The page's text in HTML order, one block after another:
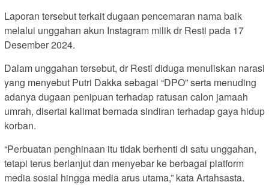
Laporan tersebut terkait dugaan pencemaran nama baik
melalui unggahan akun Instagram milik dr Resti pada 17
Desember 2024.
Dalam unggahan tersebut, dr Resti diduga menuliskan narasi
yang menyebut Putri Dakka sebagai “DPO” serta menuding
adanya dugaan penipuan terhadap ratusan calon jamaah
umrah, disertai kalimat bernada sindiran terhadap gaya hidup
korban.
“Perbuatan penghinaan itu tidak berhenti di satu unggahan,
tetapi terus berlanjut dan menyebar ke berbagai platform
media sosial hingga media arus utama,” kata Artahsasta.